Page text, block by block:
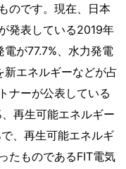
のです。現在、日本
発表している2019年
が77.7%、水力発電
新エネルギーなどが占
ナーが公表している
再生可能エネルギー
、再生可能エネルギ
たものであるFIT電気